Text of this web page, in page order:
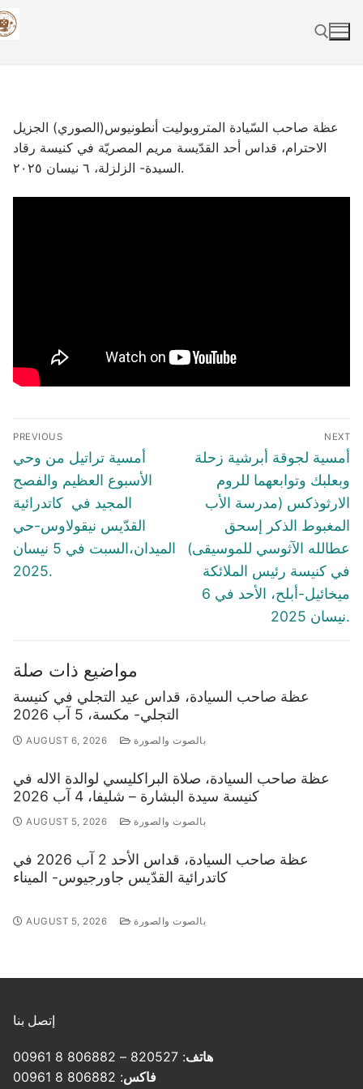
Skip
to
عظة صاحب السّيادة المتروبوليت أنطونيوس(الصوري) الجزيل
الاحترام، قداس أحد القدّيسة مريم المصريّة في كنيسة رقاد
السيدة- الزلزلة، ٦ نيسان ٢٠٢٥.
Post
navigation
PREVIOUS
Previous
post:
أمسية تراتيل من وحي
الأسبوع العظيم والفصح
المجيد في كاتدرائية
القدّيس نيقولاوس-حي
الميدان،السبت في 5 نيسان
2025.
NEXT
Next
أمسية لجوقة أبرشية زحلة
وبعلبك وتوابعهما للروم
الارثوذكس (مدرسة الأب
المغبوط الذكر إسحق
عطالله الآثوسي للموسيقى)
في كنيسة رئيس الملائكة
نيسان 2025.
مواضيع ذات صلة
عظة صاحب السيادة، قداس عيد التجلي في كنيسة
التجلي- مكسة، 5 آب 2026
AUGUST 6, 2026 بالصوت والصورة
عظة صاحب السيادة، صلاة البراكليسي لوالدة الاله في
كنيسة سيدة البشارة – شليفا، 4 آب 2026
AUGUST 5, 2026 بالصوت والصورة
عظة صاحب السيادة، قداس الأحد 2 آب 2026 في
كاتدرائية القدّيس جاورجيوس- الميناء
AUGUST 5, 2026 بالصوت والصورة
إتصل بنا
هاتف: 820527 – 806882 8 00961
فاكس: 806882 8 00961